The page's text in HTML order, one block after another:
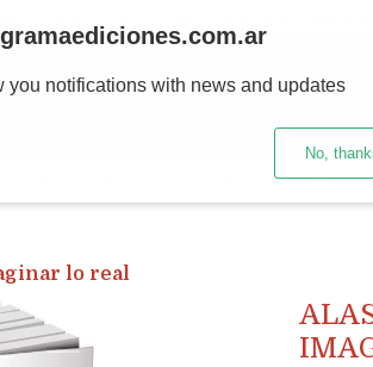
CÓMO COMPRAR
lo real
you notifications with news and updates
No,